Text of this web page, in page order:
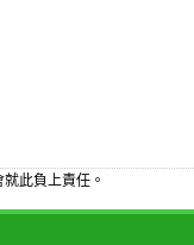
此負上責任。